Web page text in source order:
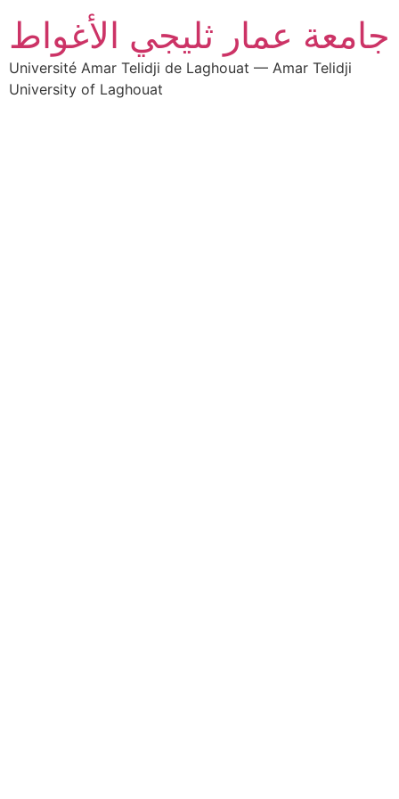
جامعة عمار ثليجي الأغواط
Université Amar Telidji de Laghouat — Amar Telidji
University of Laghouat